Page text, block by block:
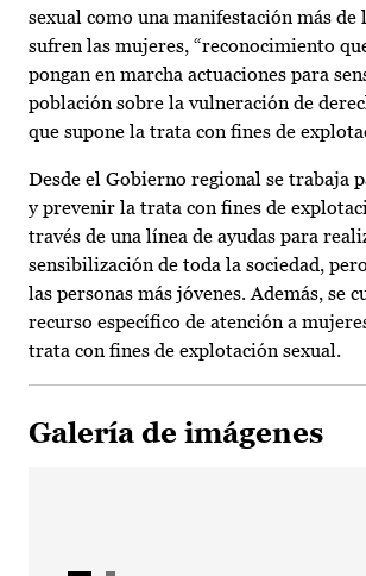
sexual como una manifestación más de
sufren las mujeres, “reconocimiento
pongan en marcha actuaciones para
población sobre la vulneración de
que supone la trata con fines de
Desde el Gobierno regional se trabaja
y prevenir la trata con fines de
través de una línea de ayudas para
sensibilización de toda la sociedad,
las personas más jóvenes. Además, se
recurso específico de atención a
trata con fines de explotación sexual.
Galería de imágenes